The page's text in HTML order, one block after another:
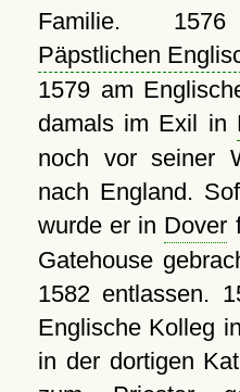
Familie.
Päpstlichen
1579 am
damals im Exil in
noch vor seiner
nach England.
wurde er in Dover
Gatehouse
1582 entlassen.
Englische Kolleg
in der dortigen